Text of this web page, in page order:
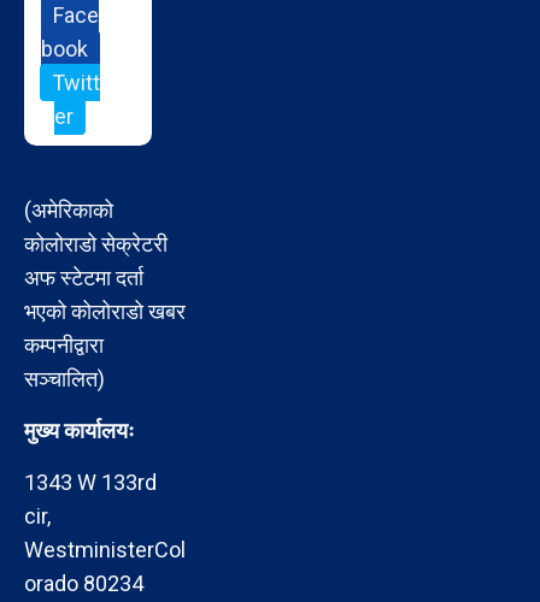
Face
book
Twitt
er
(अमेरिकाको
कोलोराडो सेक्रेटरी
अफ स्टेटमा दर्ता
भएको कोलोराडो खबर
कम्पनीद्वारा
सञ्चालित)
मुख्य कार्यालयः
1343 W 133rd
cir,
WestministerCol
orado 80234